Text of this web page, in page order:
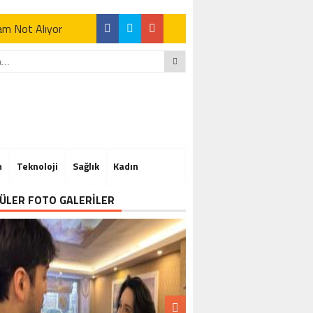
Not Alıyor
Not Alıyor
Teknoloji Sağlık Kadın
FOTO GALERİLER